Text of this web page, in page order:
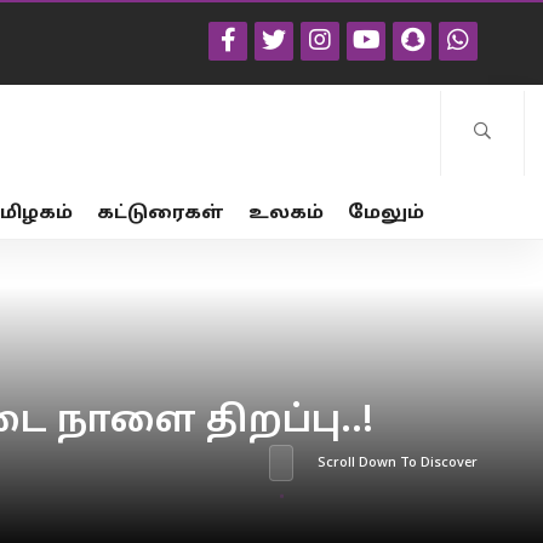
கட்டுரைகள் உலகம் மேலும்
திறப்பு..!
Scroll Down To Discover